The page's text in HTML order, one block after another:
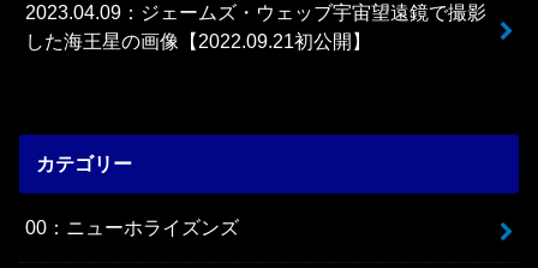
2023.04.09：ジェームズ・ウェッブ宇宙望遠鏡で撮影
した海王星の画像【2022.09.21初公開】
カテゴリー
00：ニューホライズンズ